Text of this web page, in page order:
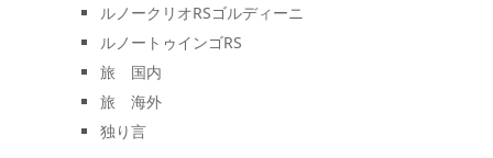
ルノークリオRSゴルディーニ
ルノートゥインゴRS
旅 国内
旅 海外
独り言